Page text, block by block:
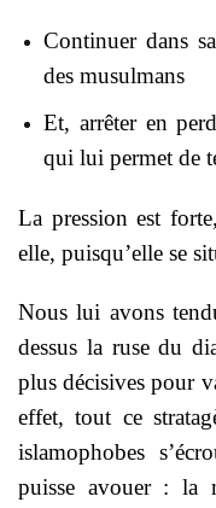
Continuer dans
des musulmans
Et, arrêter en
qui lui permet de
La pression est
elle, puisqu’elle se
Nous lui avons
dessus la ruse du
plus décisives pour
effet, tout ce
islamophobes
puisse avouer : la